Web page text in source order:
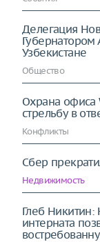
Делегация
Узбекистане
Общество
Охрана офиса
стрельбу в
Конфликты
Сбер
Недвижимость
Глеб
интерната